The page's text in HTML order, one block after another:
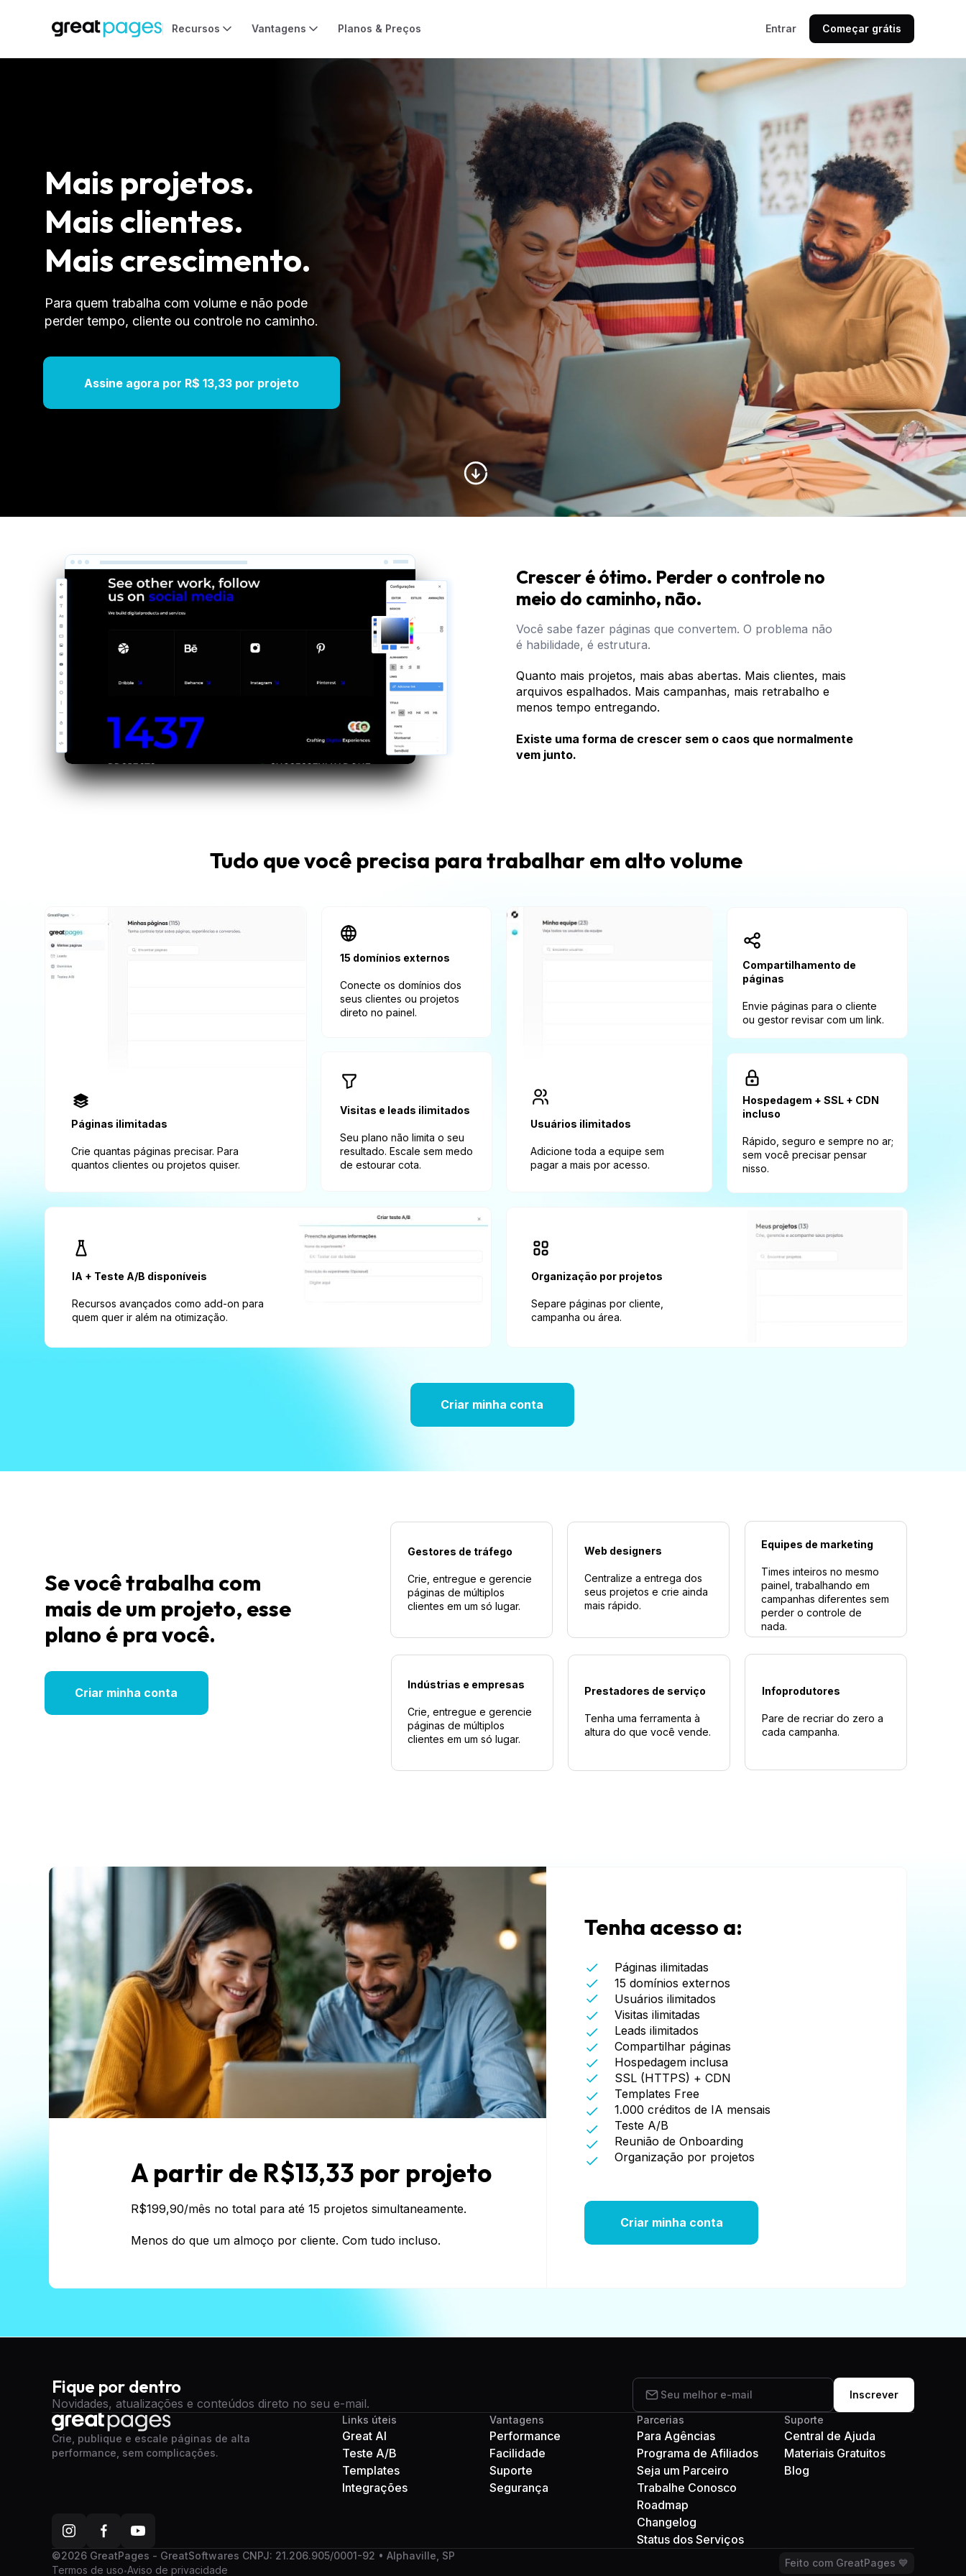
Mais projetos.
Mais clientes.
Mais crescimento.
Para quem trabalha com volume e não pode
perder tempo, cliente ou controle no caminho.
Assine agora por R$ 13,33 por projeto
Crescer é ótimo. Perder o controle no
meio do caminho, não.
Você sabe fazer páginas que convertem. O problema não
é habilidade, é estrutura.
Quanto mais projetos, mais abas abertas. Mais clientes, mais
arquivos espalhados. Mais campanhas, mais retrabalho e
menos tempo entregando.
Existe uma forma de crescer sem o caos que normalmente
vem junto.
Tudo que você precisa para trabalhar em alto volume
15 domínios externos
Conecte os domínios dos
seus clientes ou projetos
direto no painel.
Compartilhamento de
páginas
Envie páginas para o cliente
ou gestor revisar com um link.
Hospedagem + SSL + CDN
incluso
Rápido, seguro e sempre no ar;
sem você precisar pensar
nisso.
Visitas e leads ilimitados
Seu plano não limita o seu
resultado. Escale sem medo
de estourar cota.
Páginas ilimitadas
Crie quantas páginas precisar. Para
quantos clientes ou projetos quiser.
Usuários ilimitados
Adicione toda a equipe sem
pagar a mais por acesso.
IA + Teste A/B disponíveis
Recursos avançados como add-on para
quem quer ir além na otimização.
Organização por projetos
Separe páginas por cliente,
campanha ou área.
Criar minha conta
Equipes de marketing
Times inteiros no mesmo
painel, trabalhando em
campanhas diferentes sem
perder o controle de
nada.
Web designers
Centralize a entrega dos
seus projetos e crie ainda
mais rápido.
Gestores de tráfego
Crie, entregue e gerencie
páginas de múltiplos
clientes em um só lugar.
Se você trabalha com
mais de um projeto, esse
plano é pra você.
Criar minha conta
Indústrias e empresas
Crie, entregue e gerencie
páginas de múltiplos
clientes em um só lugar.
Prestadores de serviço
Tenha uma ferramenta à
altura do que você vende.
Infoprodutores
Pare de recriar do zero a
cada campanha.
Tenha acesso a:
Páginas ilimitadas
15 domínios externos
Usuários ilimitados
Visitas ilimitadas
Leads ilimitados
Compartilhar páginas
Hospedagem inclusa
SSL (HTTPS) + CDN
Templates Free
1.000 créditos de IA mensais
Teste A/B
Reunião de Onboarding
Organização por projetos
A partir de R$13,33 por projeto
R$199,90/mês no total para até 15 projetos simultaneamente.
Menos do que um almoço por cliente. Com tudo incluso.
Criar minha conta